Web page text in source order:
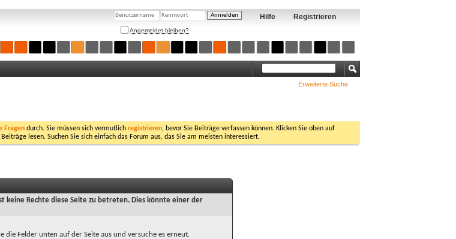
Registrieren
Hilfe
Angemeldet bleiben?
Erweiterte Suche
Fragen durch. Sie müssen sich vermutlich registrieren, bevor Sie Beiträge verfassen können. Klicken Sie oben auf
lesen. Suchen Sie sich einfach das Forum aus, das Sie am meisten interessiert.
keine Rechte diese Seite zu betreten. Dies könnte einer der
die Felder unten auf der Seite aus und versuche es erneut.